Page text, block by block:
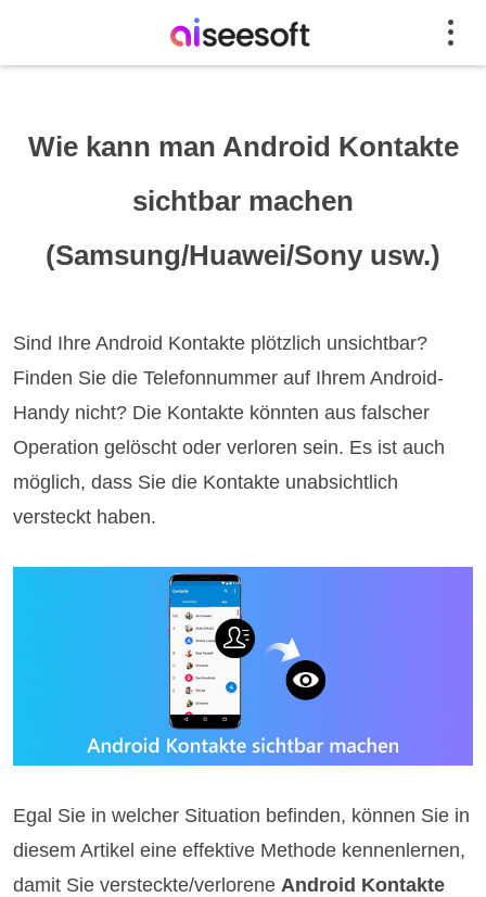
Wie kann man Android Kontakte
sichtbar machen
(Samsung/Huawei/Sony usw.)
Sind Ihre Android Kontakte plötzlich unsichtbar?
Finden Sie die Telefonnummer auf Ihrem Android-
Handy nicht? Die Kontakte könnten aus falscher
Operation gelöscht oder verloren sein. Es ist auch
möglich, dass Sie die Kontakte unabsichtlich
versteckt haben.
Egal Sie in welcher Situation befinden, können Sie in
diesem Artikel eine effektive Methode kennenlernen,
damit Sie versteckte/verlorene Android Kontakte